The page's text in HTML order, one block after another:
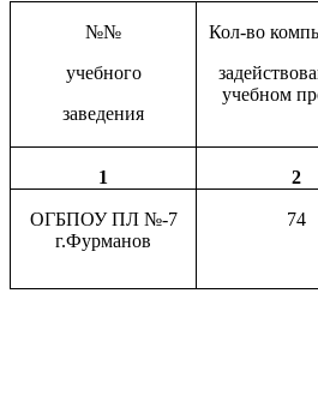
№№
учебного
заведения
Кол-во
учебном
1 2
ОГБПОУ ПЛ №-7
г.Фурманов
74